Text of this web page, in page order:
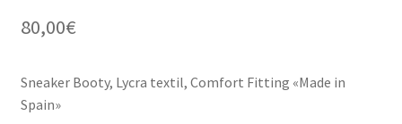
80,00€
Sneaker Booty, Lycra textil, Comfort Fitting «Made in
Spain»